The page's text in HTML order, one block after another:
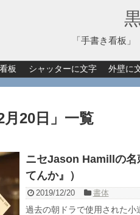
「手書き看板
板 シャッターに文字 外壁に
20日 」 一覧
ニセJason Hamillの名
てんか』）
2019/12/20 書体
過去の朝ドラで使用された小